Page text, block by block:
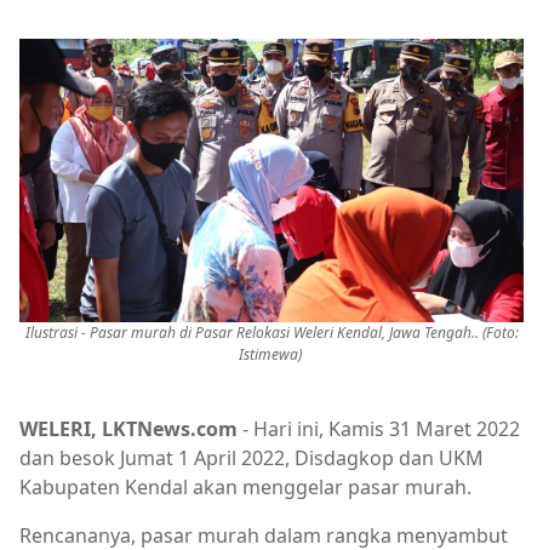
Ilustrasi - Pasar murah di Pasar Relokasi Weleri Kendal, Jawa Tengah.. (Foto:
Istimewa)
WELERI, LKTNews.com - Hari ini, Kamis 31 Maret 2022
dan besok Jumat 1 April 2022, Disdagkop dan UKM
Kabupaten Kendal akan menggelar pasar murah.
Rencananya, pasar murah dalam rangka menyambut